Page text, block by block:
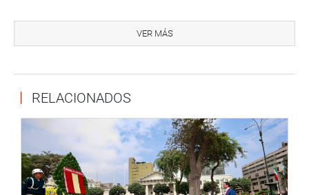
* Sara Valentina Zapata Pupuche
* Ximena Dalila Meléndez Delgado
Tercer lugar – Lima
* Nicolás Boza Núñez
OFICINA DE COMUNICACIONES E IMAGEN
INSTITUCIONAL
VER MÁS
RELACIONADOS